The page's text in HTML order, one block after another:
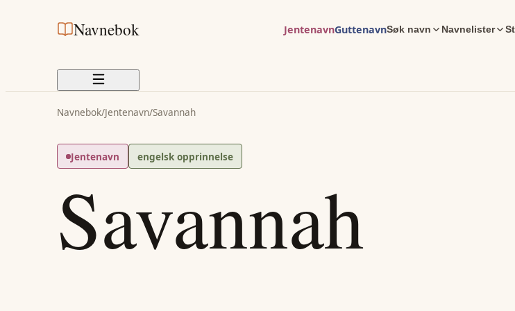
Navnebok JentenavnGuttenavnSøk navn Navnelister
Navnebok/Jentenavn/Savannah
Jentenavn engelsk opprinnelse
Savannah